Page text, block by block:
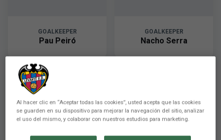
GOALKEEPER
Pau Peiró
GOALKEEPER
Nacho Serra
35
Al hacer clic en “Aceptar todas las cookies”, usted acepta que las cookies
se guarden en su dispositivo para mejorar la navegación del sitio, analizar
el uso del mismo, y colaborar con nuestros estudios para marketing.